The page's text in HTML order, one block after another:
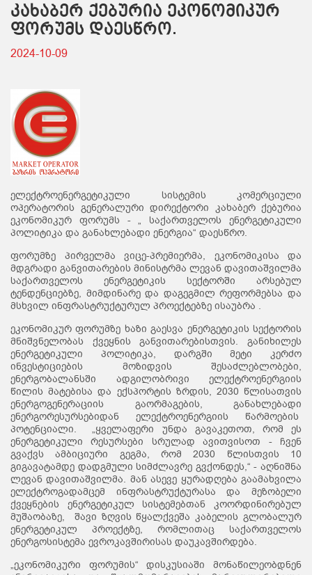
კახაბერ ქებურია ეკონომიკურ
ფორუმს დაესწრო.
2024-10-09
ელექტროენერგეტიკული სისტემის კომერციული
ოპერატორის გენერალური დირექტორი კახაბერ ქებურია
ეკონომიკურ ფორუმს - „ საქართველოს ენერგეტიკული
პოლიტიკა და განახლებადი ენერგია“ დაესწრო.
ფორუმზე პირველმა ვიცე-პრემიერმა, ეკონომიკისა და
მდგრადი განვითარების მინისტრმა ლევან დავითაშვილმა
საქართველოს ენერგეტიკის სექტორში არსებულ
ტენდენციებზე, მიმდინარე და დაგეგმილ რეფორმებსა და
მსხვილ ინფრასტრუქტურულ პროექტებზე ისაუბრა .
ეკონომიკურ ფორუმზე ხაზი გაესვა ენერგეტიკის სექტორის
მნიშვნელობას ქვეყნის განვითარებისთვის. განიხილეს
ენერგეტიკული პოლიტიკა, დარგში მეტი კერძო
ინვესტიციების მოზიდვის შესაძლებლობები,
ენერგობალანსში ადგილობრივი ელექტროენერგიის
წილის მატებისა და ექსპორტის ზრდის, 2030 წლისათვის
ენერგოგენერაციის გაორმაგების, განახლებადი
ენერგორესურსებიდან ელექტროენერგიის წარმოების
პოტენციალი. „ყველაფერი უნდა გავაკეთოთ, რომ ეს
ენერგეტიკული რესურსები სრულად ავითვისოთ - ჩვენ
გვაქვს ამბიციური გეგმა, რომ 2030 წლისთვის 10
გიგავატამდე დადგმული სიმძლავრე გვქონდეს,“ - აღნიშნა
ლევან დავითაშვილმა. მან ასევე ყურადღება გაამახვილა
ელექტროგადამცემ ინფრასტრუქტურასა და მეზობელი
ქვეყნების ენერგეტიკულ სისტემებთან კოორდინირებულ
მუშაობაზე, შავი ზღვის წყალქვეშა კაბელის გლობალურ
ენერგეტიკულ პროექტზე, რომლითაც საქართველოს
ენერგოსისტემა ევროკავშირისას დაუკავშირდება.
„ეკონომიკური ფორუმის“ დისკუსიაში მონაწილეობდნენ